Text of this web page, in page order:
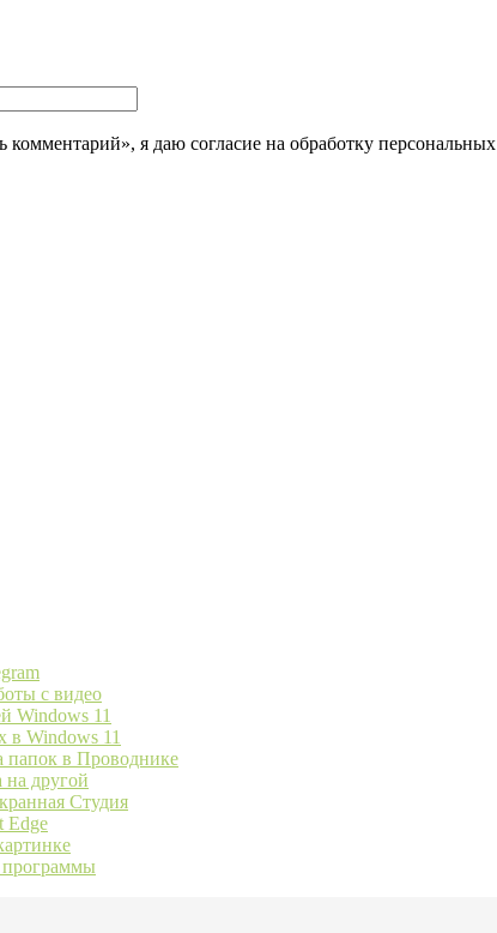
я даю согласие на обработку персональных
с видео
Windows 11
в Windows 11
папок в Проводнике
на другой
Студия
Edge
программы